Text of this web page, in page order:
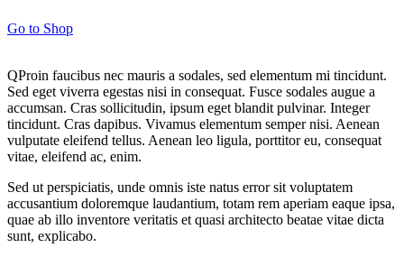
Go to Shop
QProin faucibus nec mauris a sodales, sed elementum mi tincidunt.
Sed eget viverra egestas nisi in consequat. Fusce sodales augue a
accumsan. Cras sollicitudin, ipsum eget blandit pulvinar. Integer
tincidunt. Cras dapibus. Vivamus elementum semper nisi. Aenean
vulputate eleifend tellus. Aenean leo ligula, porttitor eu, consequat
vitae, eleifend ac, enim.
Sed ut perspiciatis, unde omnis iste natus error sit voluptatem
accusantium doloremque laudantium, totam rem aperiam eaque ipsa,
quae ab illo inventore veritatis et quasi architecto beatae vitae dicta
sunt, explicabo.